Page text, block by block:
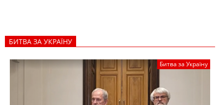
БИТВА ЗА УКРАЇНУ
Битва за Україну